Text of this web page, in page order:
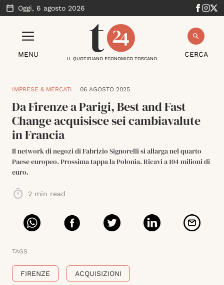
Oggi, 6 agosto 2026
MENU CERCA
IL QUOTIDIANO ECONOMICO TOSCANO
IMPRESE & MERCATI 06 AGOSTO 2025
Da Firenze a Parigi, Best and Fast
Change acquisisce sei cambiavalute
in Francia
Il network di negozi di Fabrizio Signorelli si allarga nel quarto
Paese europeo. Prossima tappa la Polonia. Ricavi a 104 milioni di
euro.
2 min read
TAGS
FIRENZE ACQUISIZIONI